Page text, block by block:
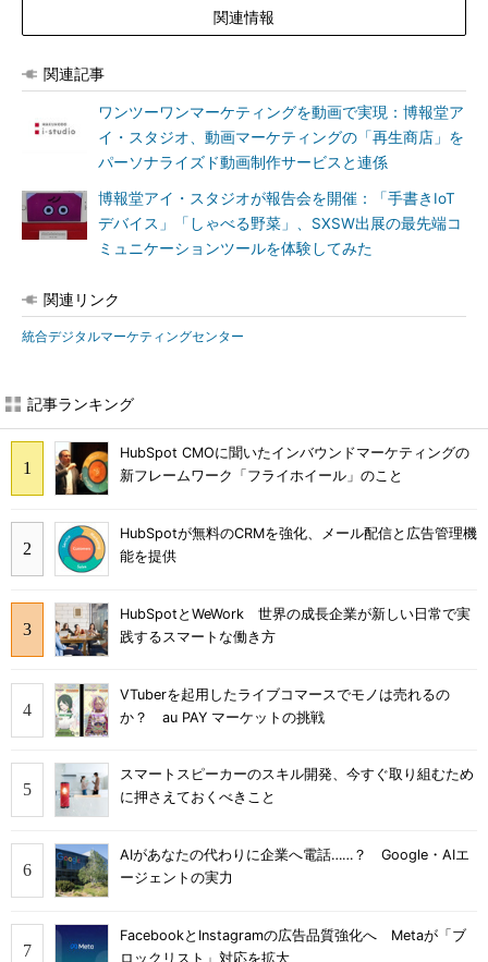
関連情報
関連記事
ワンツーワンマーケティングを動画で実現：博報堂ア
イ・スタジオ、動画マーケティングの「再生商店」を
パーソナライズド動画制作サービスと連係
博報堂アイ・スタジオが報告会を開催：「手書きIoT
デバイス」「しゃべる野菜」、SXSW出展の最先端コ
ミュニケーションツールを体験してみた
関連リンク
統合デジタルマーケティングセンター
記事ランキング
HubSpot CMOに聞いたインバウンドマーケティングの
新フレームワーク「フライホイール」のこと
HubSpotが無料のCRMを強化、メール配信と広告管理機
能を提供
HubSpotとWeWork 世界の成長企業が新しい日常で実
践するスマートな働き方
VTuberを起用したライブコマースでモノは売れるの
か？ au PAY マーケットの挑戦
スマートスピーカーのスキル開発、今すぐ取り組むため
に押さえておくべきこと
AIがあなたの代わりに企業へ電話……？ Google・AIエ
ージェントの実力
FacebookとInstagramの広告品質強化へ Metaが「ブ
ロックリスト」対応を拡大